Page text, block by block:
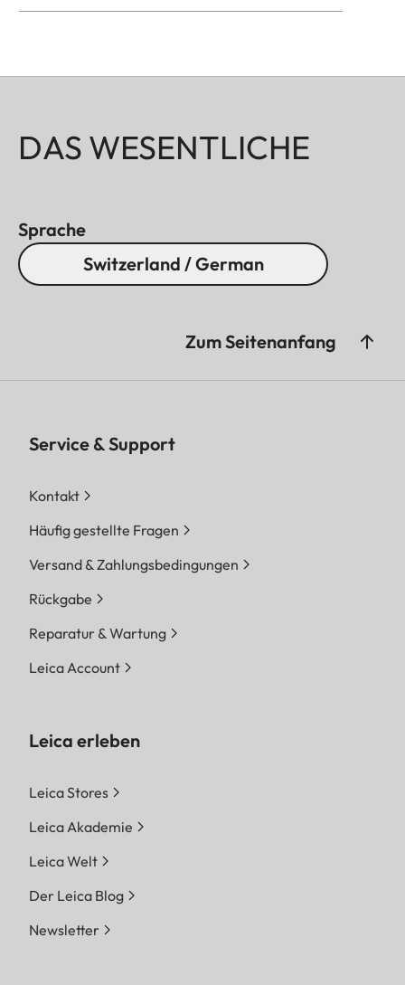
DAS WESENTLICHE
Sprache
Switzerland / German
Zum Seitenanfang
Service & Support
Kontakt
Häufig gestellte Fragen
Versand & Zahlungsbedingungen
Rückgabe
Reparatur & Wartung
Leica Account
Leica erleben
Leica Stores
Leica Akademie
Leica Welt
Der Leica Blog
Newsletter